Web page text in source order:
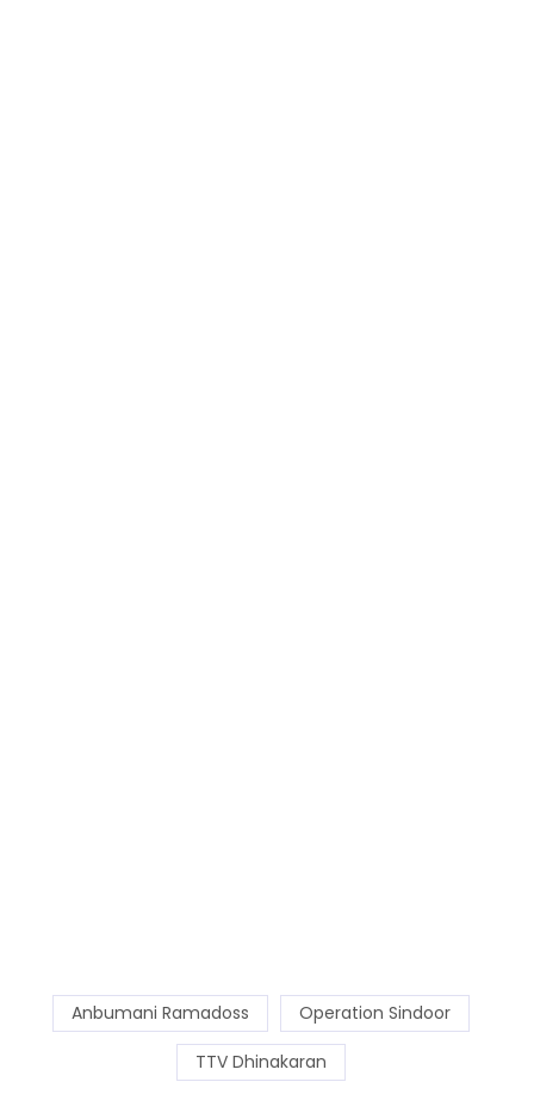
Anbumani Ramadoss Operation Sindoor
TTV Dhinakaran